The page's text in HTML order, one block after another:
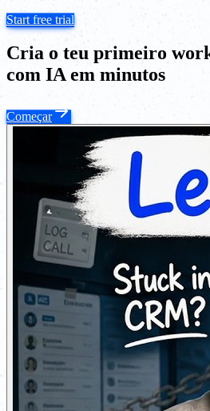
Start free trial
Cria o teu primeiro
com IA em minutos
Começar